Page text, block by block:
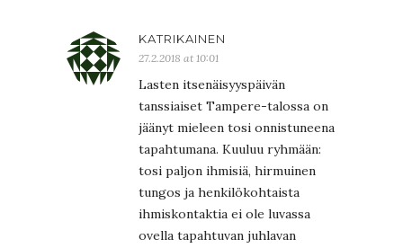
KATRIKAINEN
27.2.2018 at 10:01
Lasten itsenäisyyspäivän
tanssiaiset Tampere-talossa on
jäänyt mieleen tosi onnistuneena
tapahtumana. Kuuluu ryhmään:
tosi paljon ihmisiä, hirmuinen
tungos ja henkilökohtaista
ihmiskontaktia ei ole luvassa
ovella tapahtuvan juhlavan